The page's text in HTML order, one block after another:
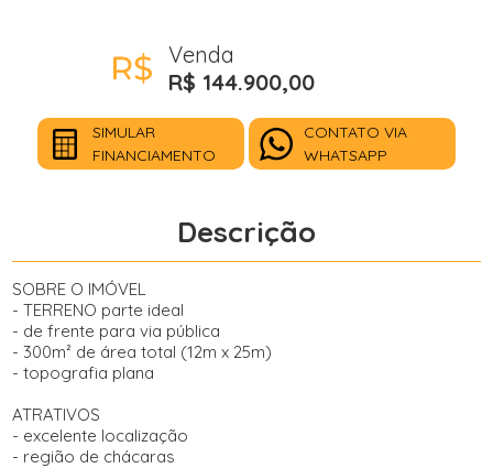
Venda
R$ 144.900,00
SIMULAR
FINANCIAMENTO
CONTATO VIA
WHATSAPP
Descrição
SOBRE O IMÓVEL
- TERRENO parte ideal
- de frente para via pública
- 300m² de área total (12m x 25m)
- topografia plana
ATRATIVOS
- excelente localização
- região de chácaras